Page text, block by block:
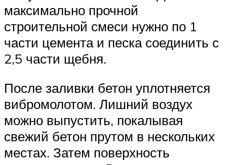
максимально прочной
строительной смеси нужно по 1
части цемента и песка соединить с
2,5 части щебня.
После заливки бетон уплотняется
вибромолотом. Лишний воздух
можно выпустить, покалывая
свежий бетон прутом в нескольких
местах. Затем поверхность